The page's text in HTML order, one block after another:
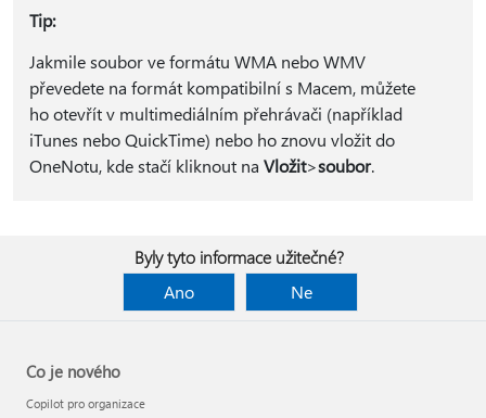
Tip:
Jakmile soubor ve formátu WMA nebo WMV
převedete na formát kompatibilní s Macem, můžete
ho otevřít v multimediálním přehrávači (například
iTunes nebo QuickTime) nebo ho znovu vložit do
OneNotu, kde stačí kliknout na Vložit>soubor.
Byly tyto informace užitečné?
Ano
Ne
Co je nového
Copilot pro organizace